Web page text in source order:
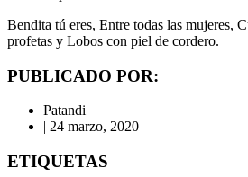
Bendita tú eres, Entre todas las mujeres,
profetas y Lobos con piel de cordero.
PUBLICADO POR:
Patandi
| 24 marzo, 2020
ETIQUETAS